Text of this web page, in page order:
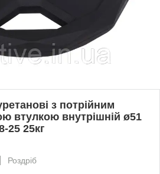
з потрійним
втулкою внутрішній ø51
25 25кг
Роздріб